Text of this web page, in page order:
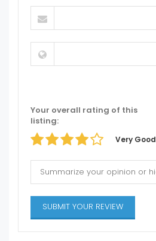
Your overall rating of this
listing:
Very Good